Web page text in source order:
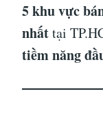
5 khu vực
nhấttại
tiềm năng